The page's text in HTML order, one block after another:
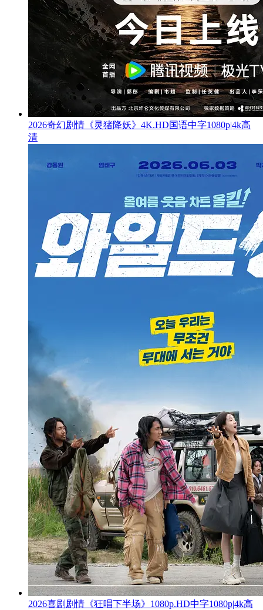
2026奇幻剧情《灵猪降妖》4K.HD国语中字1080p|4k高
清
2026喜剧剧情《狂唱下半场》1080p.HD中字1080p|4k高